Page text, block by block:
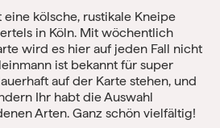
eine kölsche, rustikale Kneipe
in Köln. Mit wöchentlich
wird es hier auf jeden Fall nicht
ist bekannt für super
auf der Karte stehen, und
Ihr habt die Auswahl
Arten. Ganz schön vielfältig!